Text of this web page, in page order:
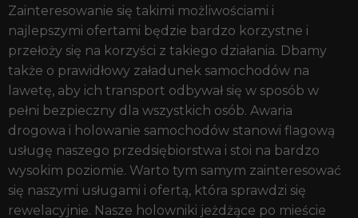
Zainteresowanie się takimi możliwościami i
najlepszymi ofertami będzie bardzo korzystne i
przełoży się na korzyści z takiego działania. Dbamy
także o prawidłowy załadunek samochodów na
lawetę, aby ich transport odbywał się w sposób w
pełni bezpieczny dla wszystkich osób. Awaria
drogowa i holowanie samochodów stanowi flagową
usługę naszego przedsiębiorstwa i stoi na bardzo
wysokim poziomie. Warto tym samym zainteresować
się naszymi usługami i ofertą, która sprawdzi się
rewelacyjnie. Nasze holowniki jeżdżące po mieście